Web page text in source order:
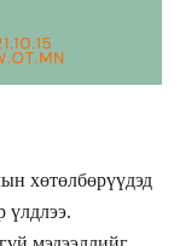
хөтөлбөрүүдэд
үлдлээ.